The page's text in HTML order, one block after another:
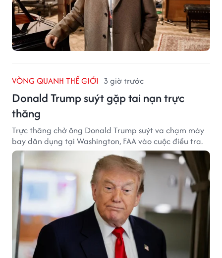
VÒNG QUANH THẾ GIỚI 3 giờ trước
Donald Trump suýt gặp tai nạn trực
thăng
Trực thăng chở ông Donald Trump suýt va chạm máy
bay dân dụng tại Washington, FAA vào cuộc điều tra.